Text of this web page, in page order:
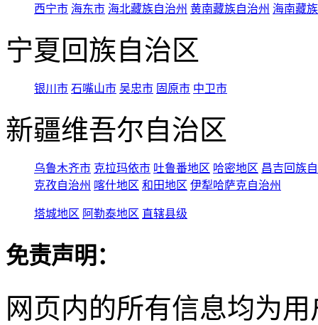
西宁市 海东市 海北藏族自治州 黄南藏族自治州 海南藏
宁夏回族自治区
银川市 石嘴山市 吴忠市 固原市 中卫市
新疆维吾尔自治区
乌鲁木齐市 克拉玛依市 吐鲁番地区 哈密地区 昌吉回族
克孜自治州 喀什地区 和田地区 伊犁哈萨克自治州
塔城地区 阿勒泰地区 直辖县级
免责声明：
网页内的所有信息均为